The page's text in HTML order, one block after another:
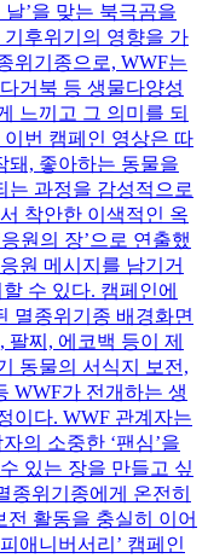
’을 맞는 북극곰을
후위기의 영향을 가
위기종으로, WWF는
거북 등 생물다양성
느끼고 그 의미를 되
번 캠페인 영상은 따
돼, 좋아하는 동물을
는 과정을 감성적으로
착안한 이색적인 옥
원의 장’으로 연출했
원 메시지를 남기거
수 있다. 캠페인에
멸종위기종 배경화면
찌, 에코백 등이 제
동물의 서식지 보전,
WWF가 전개하는 생
이다. WWF 관계자는
의 소중한 ‘팬심’을
있는 장을 만들고 싶
종위기종에게 온전히
활동을 충실히 이어
애니버서리’ 캠페인